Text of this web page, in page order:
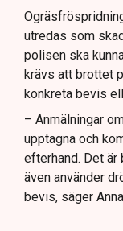
utredas som
polisen ska
krävs att brottet
konkreta bevis
– Anmälningar
upptagna och
efterhand. Det är
även använder
bevis, säger